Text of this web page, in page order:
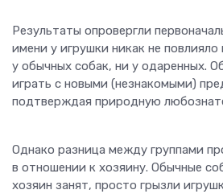
Результаты опровергли
имени у игрушки никак не
у обычных собак, ни у одаренных.
играть с новыми (незнакомыми)
подтверждая природную
Однако разница между группами
в отношении к хозяину. Обычные
хозяин занят, просто грызли